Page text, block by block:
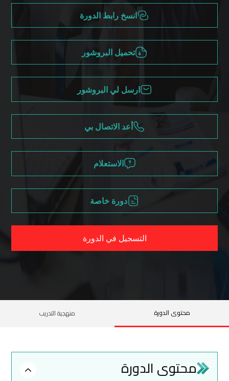
انسخ رابط الدورة
تحميل البروشور
ارسل لي البروشور
أعد الاتصال بي
الاستعلام
دورة خاصة
التسجيل في الدورة
محتوى الدورة منهجية التدريب
محتوى الدورة